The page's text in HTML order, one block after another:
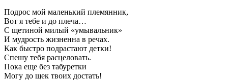
Подрос мой маленький племянник,
Вот я тебе и до плеча…
С щетиной милый «умывальник»
И мудрость жизненна в речах.
Как быстро подрастают детки!
Спешу тебя расцеловать.
Пока еще без табуретки
Могу до щек твоих достать!